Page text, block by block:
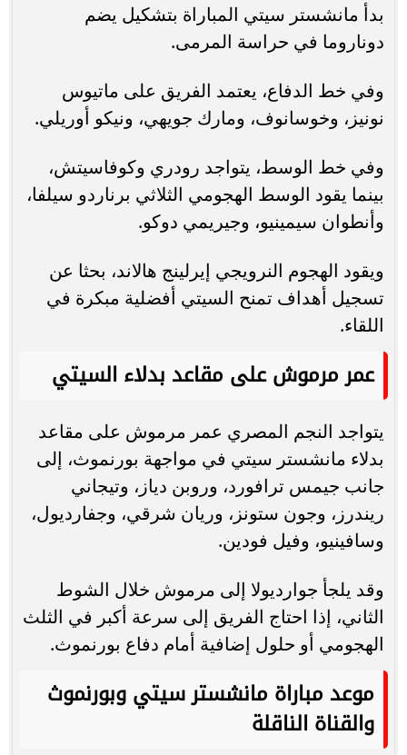
بدأ مانشستر سيتي المباراة بتشكيل يضم
دوناروما في حراسة المرمى.
وفي خط الدفاع، يعتمد الفريق على ماتيوس
نونيز، وخوسانوف، ومارك جويهي، ونيكو أوريلي.
وفي خط الوسط، يتواجد رودري وكوفاسيتش،
بينما يقود الوسط الهجومي الثلاثي برناردو سيلفا،
وأنطوان سيمينيو، وجيريمي دوكو.
ويقود الهجوم النرويجي إيرلينج هالاند، بحثا عن
تسجيل أهداف تمنح السيتي أفضلية مبكرة في
اللقاء.
عمر مرموش على مقاعد بدلاء السيتي
يتواجد النجم المصري عمر مرموش على مقاعد
بدلاء مانشستر سيتي في مواجهة بورنموث، إلى
جانب جيمس ترافورد، وروبن دياز، وتيجاني
ريندرز، وجون ستونز، وريان شرقي، وجفارديول،
وسافينيو، وفيل فودين.
وقد يلجأ جوارديولا إلى مرموش خلال الشوط
الثاني، إذا احتاج الفريق إلى سرعة أكبر في الثلث
الهجومي أو حلول إضافية أمام دفاع بورنموث.
موعد مباراة مانشستر سيتي وبورنموث
والقناة الناقلة